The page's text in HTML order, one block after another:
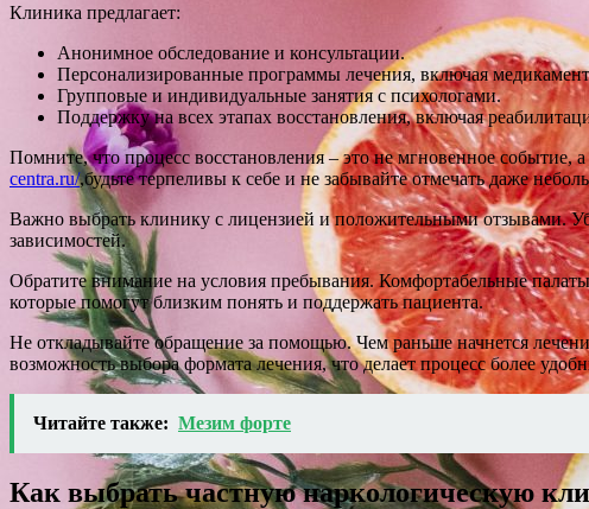
Клиника предлагает:
Анонимное обследование и консультации.
Персонализированные программы лечения, включая
Групповые и индивидуальные занятия с психологами.
Поддержку на всех этапах восстановления, включая
Помните, что процесс восстановления – это не мгновенное
centra.ru/,будьте терпеливы к себе и не забывайте отмечать даже
Важно выбрать клинику с лицензией и положительными отзывами.
зависимостей.
Обратите внимание на условия пребывания. Комфортабельные
которые помогут близким понять и поддержать пациента.
Не откладывайте обращение за помощью. Чем раньше начнется
возможность выбора формата лечения, что делает процесс более
Читайте также: Мезим форте
Как выбрать частную наркологическую